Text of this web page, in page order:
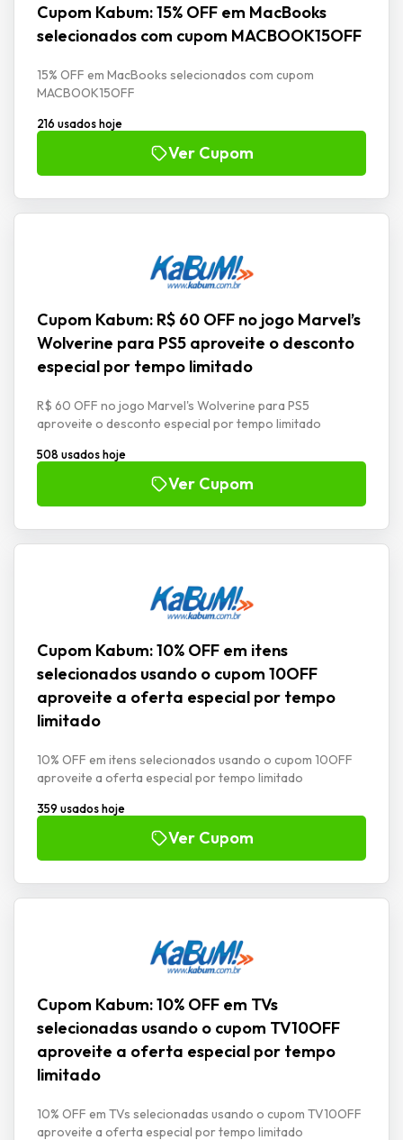
Cupom Kabum: 15% OFF em MacBooks
selecionados com cupom MACBOOK15OFF
15% OFF em MacBooks selecionados com cupom
MACBOOK15OFF
216 usados hoje
Ver Cupom
Cupom Kabum: R$ 60 OFF no jogo Marvel’s
Wolverine para PS5 aproveite o desconto
especial por tempo limitado
R$ 60 OFF no jogo Marvel's Wolverine para PS5
aproveite o desconto especial por tempo limitado
508 usados hoje
Ver Cupom
Cupom Kabum: 10% OFF em itens
selecionados usando o cupom 10OFF
aproveite a oferta especial por tempo
limitado
10% OFF em itens selecionados usando o cupom 10OFF
aproveite a oferta especial por tempo limitado
359 usados hoje
Ver Cupom
Cupom Kabum: 10% OFF em TVs
selecionadas usando o cupom TV10OFF
aproveite a oferta especial por tempo
limitado
10% OFF em TVs selecionadas usando o cupom TV10OFF
aproveite a oferta especial por tempo limitado